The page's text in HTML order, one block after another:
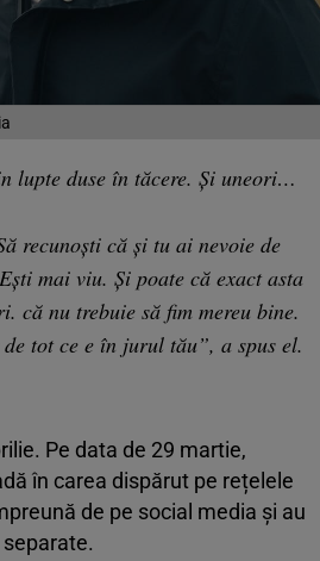
lupte duse în tăcere. Și uneori…
recunoști că și tu ai nevoie de
mai viu. Și poate că exact asta
că nu trebuie să fim mereu bine.
tot ce e în jurul tău”, a spus el.
Pe data de 29 martie,
în carea dispărut pe rețelele
de pe social media și au